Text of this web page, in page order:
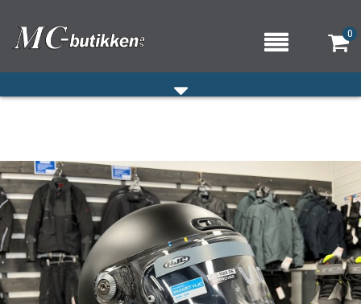
0
HJEM
VERKSTED
OM OSS/ÅPNINGSTIDER
KONTAKT OSS